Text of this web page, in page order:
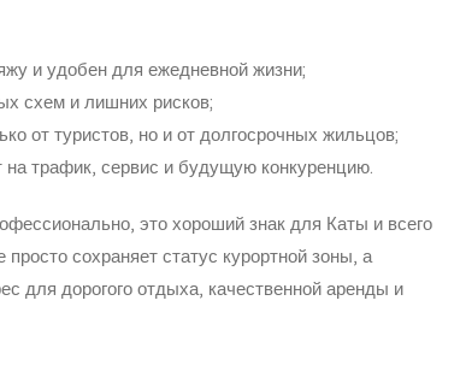
и удобен для ежедневной жизни;
схем и лишних рисков;
от туристов, но и от долгосрочных жильцов;
на трафик, сервис и будущую конкуренцию.
это хороший знак для Каты и всего
сохраняет статус курортной зоны, а
для дорогого отдыха, качественной аренды и